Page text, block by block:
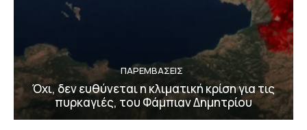
ΠΑΡΕΜΒΑΣΕΙΣ
Όχι, δεν ευθύνεται η κλιματική κρίση για τις
πυρκαγιές, του Φάμπιαν Δημητρίου